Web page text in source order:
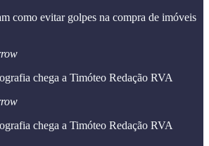
como evitar golpes na compra de imóveis
chega a Timóteo Redação RVA
chega a Timóteo Redação RVA